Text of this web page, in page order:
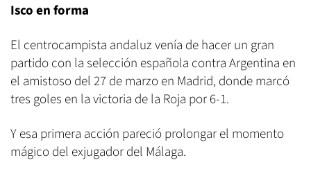
Isco en forma
El centrocampista andaluz venía de hacer un gran
partido con la selección española contra Argentina en
el amistoso del 27 de marzo en Madrid, donde marcó
tres goles en la victoria de la Roja por 6-1.
Y esa primera acción pareció prolongar el momento
mágico del exjugador del Málaga.